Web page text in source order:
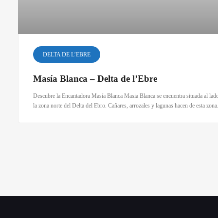
DELTA DE L’EBRE
Masía Blanca – Delta de l’Ebre
Descubre la Encantadora Masía Blanca Masia Blanca se encuentra situada al
la zona norte del Delta del Ebro. Cañares, arrozales y lagunas hacen de esta